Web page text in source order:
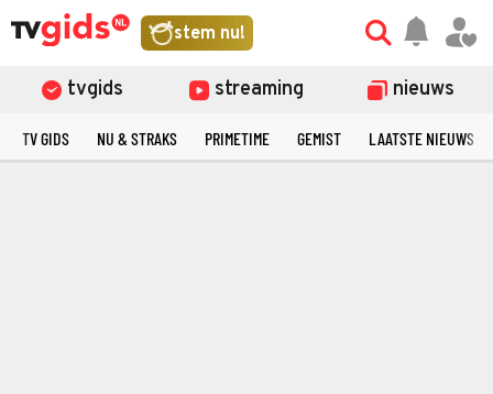
stem nu!
tvgids streaming nieuws
TV GIDS NU & STRAKS PRIMETIME GEMIST LAATSTE NIEUWS